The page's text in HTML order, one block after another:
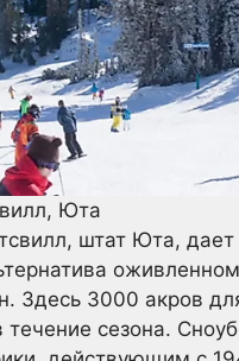
Юта
штат Юта,
Здесь 3000 акров
течение сезона.